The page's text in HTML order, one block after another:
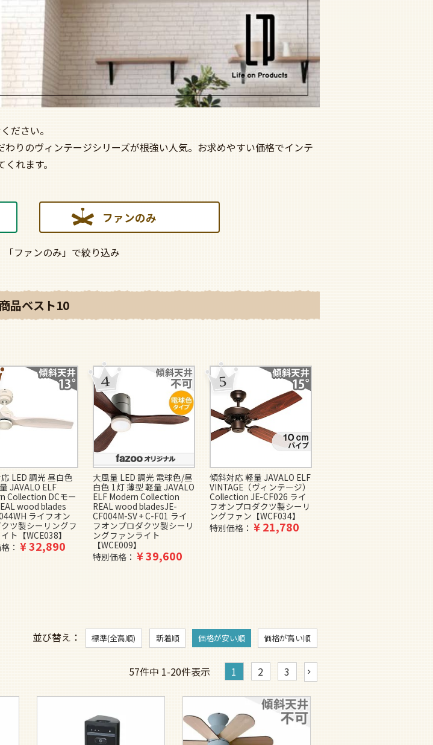
ださい。
りのヴィンテージシリーズが根強い人気。お求めやすい価格でインテ
れます。
ファンのみ
「ファンのみ」で絞り込み
品ベスト10
LED 調光 昼白色
JAVALO ELF
Collection DCモー
wood blades
ライフオン
ツ製シーリングフ
ト【WCE038】
¥32,890
大風量 LED 調光 電球色/昼
白色 1灯 薄型 軽量 JAVALO
ELF Modern Collection
REAL wood bladesJE-
CF004M-SV + C-F01 ライ
フオンプロダクツ製シーリ
ングファンライト
【WCE009】
特別価格
¥39,600
傾斜対応 軽量 JAVALO ELF
VINTAGE（ヴィンテージ）
Collection JE-CF026 ライ
フオンプロダクツ製シーリ
ングファン【WCF034】
特別価格
¥ 21,780
並び替え 標準(全高順) 新着順 価格が安い順 価格が高い順
57件中 1-20件表示 1 2 3